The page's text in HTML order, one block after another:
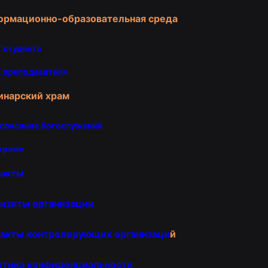
образовательная среда
храм
богослужений
организации
контролирующих организаций
конфиденциальности